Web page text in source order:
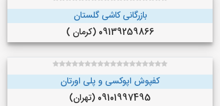
بازرگانی کاشی گلستان
09139259866 (کرمان )
کفپوش اپوکسی و پلی اورتان
09101997495 (تهران)